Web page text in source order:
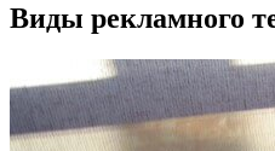
Виды рекламного